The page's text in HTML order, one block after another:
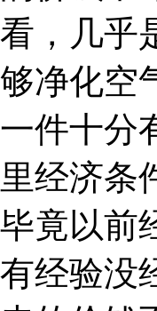
看，几乎
够净化空
一件十分
里经济条
毕竟以前
有经验没